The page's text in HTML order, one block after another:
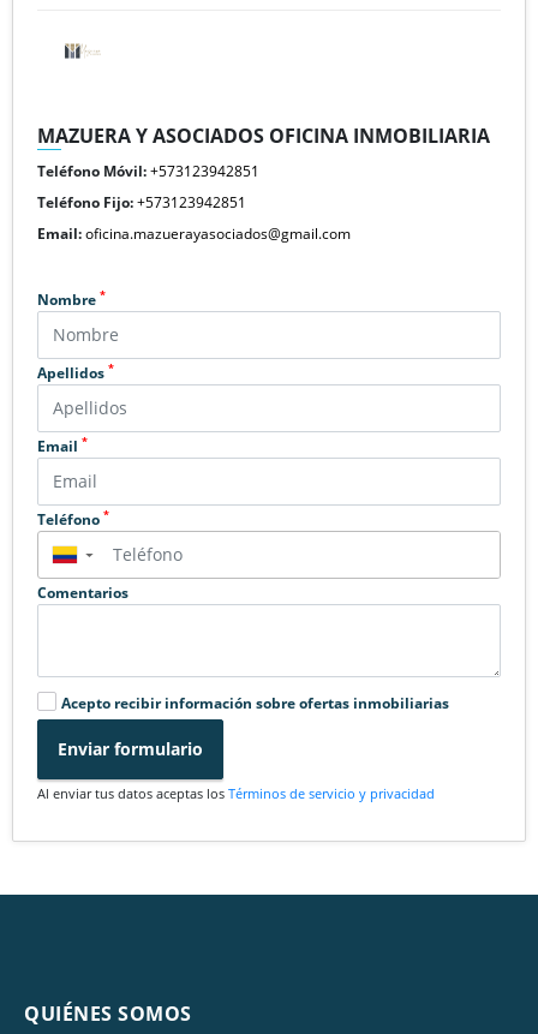
MAZUERA Y ASOCIADOS OFICINA INMOBILIARIA
Teléfono Móvil:+573123942851
Teléfono Fijo:+573123942851
Email:oficina.mazuerayasociados@gmail.com
Nombre *
Apellidos *
Email *
Teléfono *
▼
Comentarios
Acepto recibir información sobre ofertas inmobiliarias
Enviar formulario
Al enviar tus datos aceptas los Términos de servicio y privacidad
QUIÉNES SOMOS